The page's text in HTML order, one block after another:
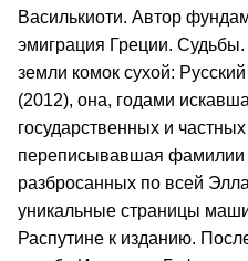
Василькиоти. Автор
эмиграция Греции.
земли комок сухой:
(2012), она, годами
государственных и
переписывавшая фамилии
разбросанных по всей
уникальные страницы
Распутине к изданию.